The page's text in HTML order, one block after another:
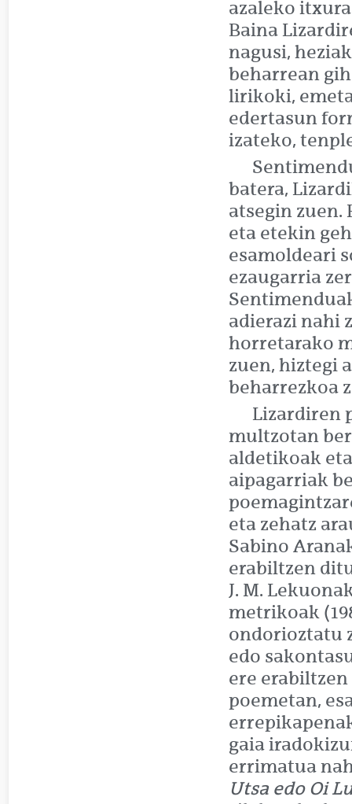
azaleko
Baina
nagusi,
beharrean
lirikoki,
edertasun
izateko,
batera,
atsegin
eta etekin
esamoldeari
ezaugarria
adierazi nahi
horretarako
zuen, hiztegi
beharrezkoa
Lizardiren
multzotan
aldetikoak
aipagarriak
eta zehatz
Sabino
erabiltzen
J. M.
metrikoak
ondorioztatu
edo
ere
poemetan,
gaia
errimatua
Utsa edo Oi